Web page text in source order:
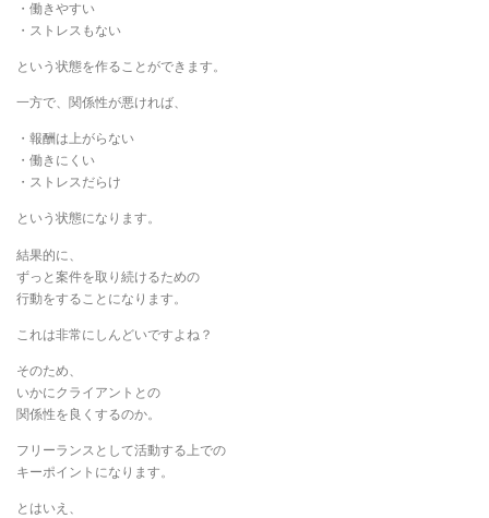
・働きやすい
・ストレスもない
という状態を作ることができます。
一方で、関係性が悪ければ、
・報酬は上がらない
・働きにくい
・ストレスだらけ
という状態になります。
結果的に、
ずっと案件を取り続けるための
行動をすることになります。
これは非常にしんどいですよね？
そのため、
いかにクライアントとの
関係性を良くするのか。
フリーランスとして活動する上での
キーポイントになります。
とはいえ、